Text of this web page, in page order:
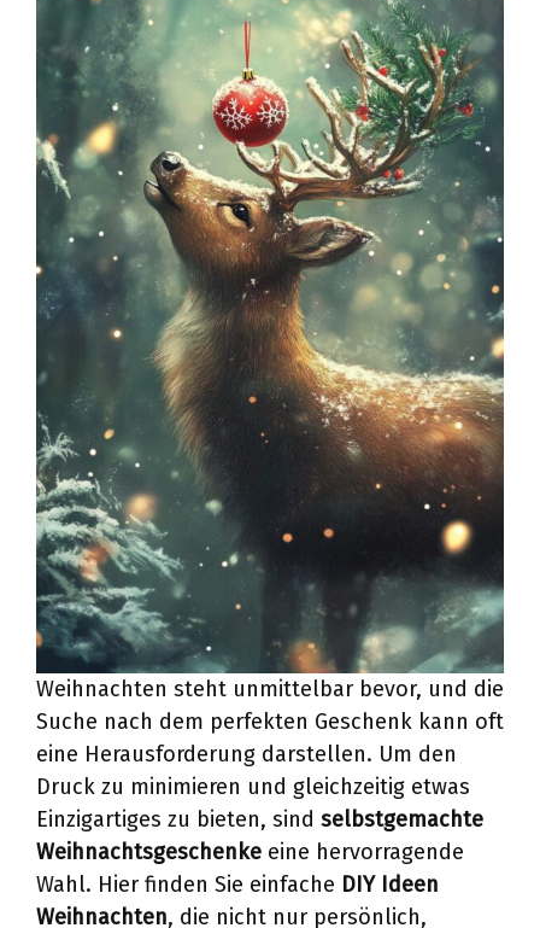
Weihnachten steht unmittelbar bevor, und die
Suche nach dem perfekten Geschenk kann oft
eine Herausforderung darstellen. Um den
Druck zu minimieren und gleichzeitig etwas
Einzigartiges zu bieten, sind selbstgemachte
Weihnachtsgeschenke eine hervorragende
Wahl. Hier finden Sie einfache DIY Ideen
Weihnachten, die nicht nur persönlich,